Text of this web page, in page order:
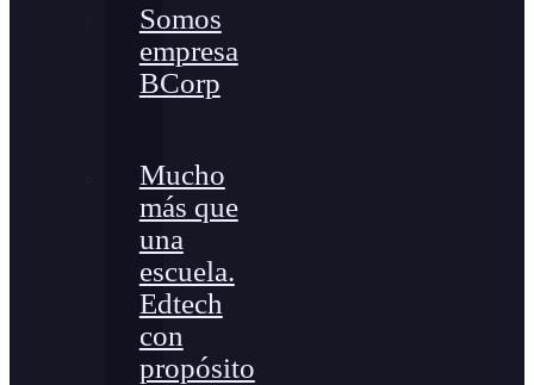
Somos
empresa
BCorp
Mucho
más que
una
escuela.
Edtech
con
propósito